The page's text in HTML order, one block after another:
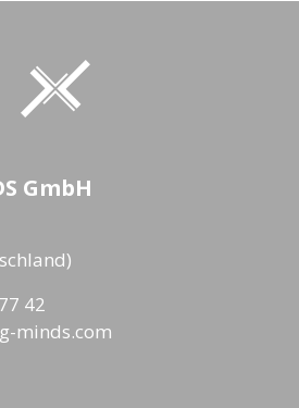
GmbH
42
minds.com